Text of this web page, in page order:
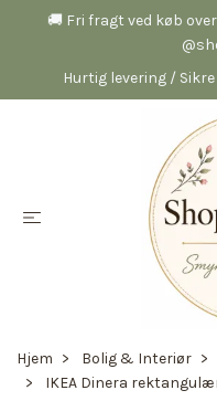
🚚 Fri fragt ved køb
Hurtig levering /
Hjem Bolig & Interiør
IKEA Dinera